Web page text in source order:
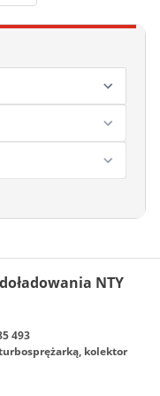
NTY
493
kolektor